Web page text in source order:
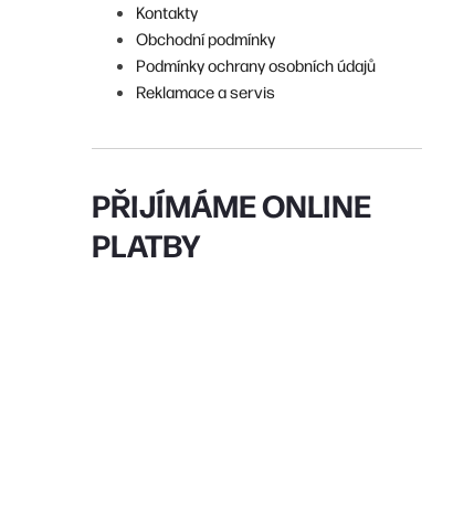
Kontakty
Obchodní podmínky
Podmínky ochrany osobních údajů
Reklamace a servis
PŘIJÍMÁME ONLINE
PLATBY